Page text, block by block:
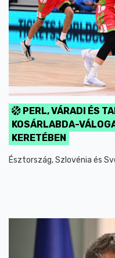
PERL, VÁRADI ÉS
KOSÁRLABDA-
KERETÉBEN
Észtország, Szlovénia és